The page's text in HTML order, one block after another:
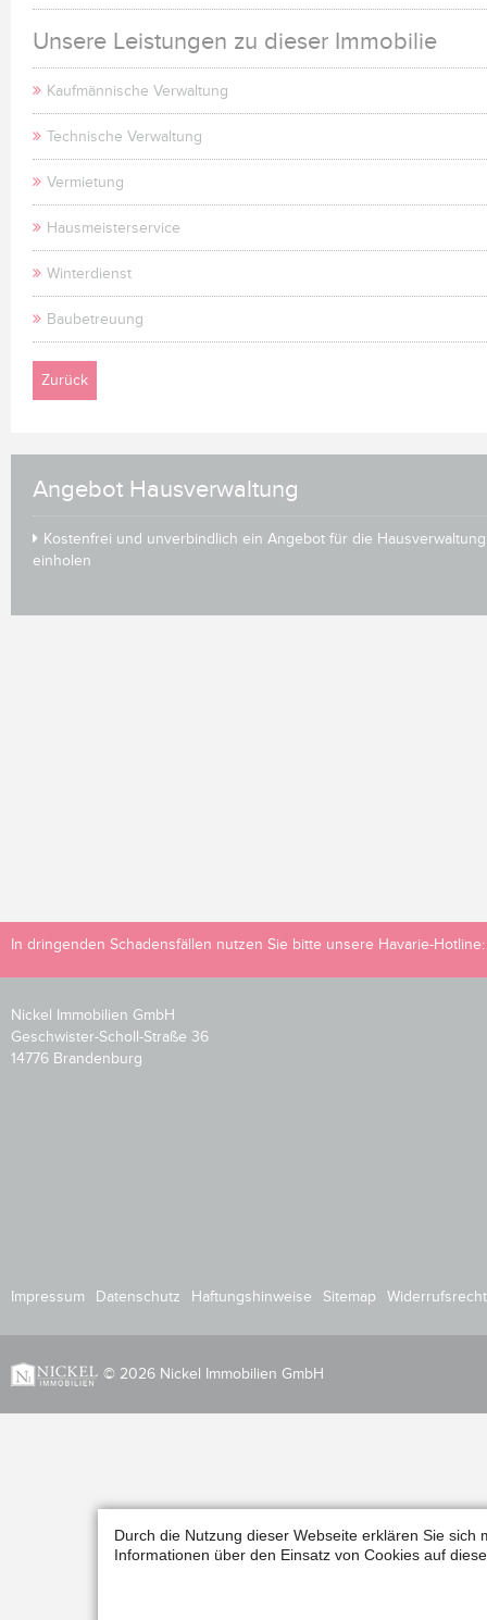
Unsere Leistungen zu dieser Immobilie
Kaufmännische Verwaltung
Technische Verwaltung
Vermietung
Hausmeisterservice
Winterdienst
Baubetreuung
Zurück
Angebot Hausverwaltung
Kostenfrei und unverbindlich ein Angebot für die Hausverwaltung
einholen
In dringenden Schadensfällen nutzen Sie bitte unsere Havarie-
Nickel Immobilien GmbH
Geschwister-Scholl-Straße 36
14776 Brandenburg
Impressum Datenschutz Haftungshinweise Sitemap
© 2026 Nickel Immobilien GmbH
Durch die Nutzung dieser Webseite erklären Sie
Informationen über den Einsatz von Cookies auf